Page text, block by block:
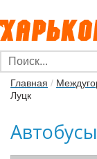
Главная /
Луцк